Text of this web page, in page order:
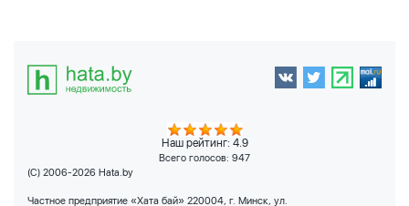
Наш рейтинг: 4.9
Всего голосов: 947
(C) 2006-2026 Hata.by
Частное предприятие «Хата бай» 220004, г. Минск, ул.